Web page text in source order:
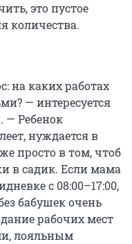
это пустое
количества.
на каких работах
— интересуется
— Ребенок
нуждается в
просто в том, чтоб
в садик. Если мама
с 08:00–17:00,
бабушек очень
рабочих мест
лояльным